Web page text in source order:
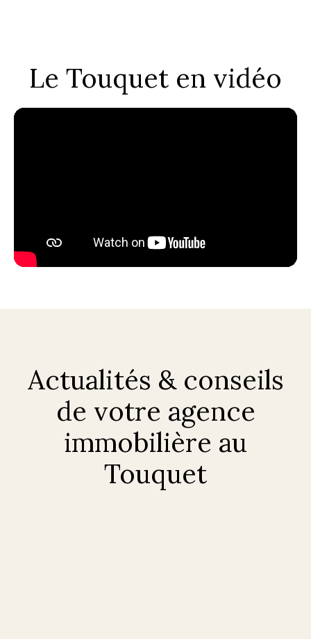
Le Touquet en vidéo
Actualités & conseils
de votre agence
immobilière au
Touquet